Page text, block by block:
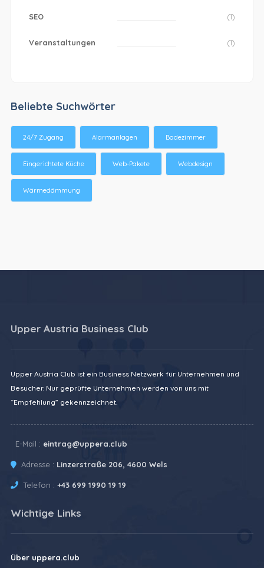
SEO (1)
Veranstaltungen (1)
Beliebte Suchwörter
24/7 Zugang Alarmanlagen Badezimmer
Eingerichtete Küche Web-Pakete Webdesign
Wärmedämmung
Upper Austria Business Club
Upper Austria Club ist ein Business Netzwerk für Unternehmen und
Besucher. Nur geprüfte Unternehmen werden von uns mit
“Empfehlung” gekennzeichnet.
E-Mail : eintrag@uppera.club
Adresse : Linzerstraße 206, 4600 Wels
Telefon : +43 699 1990 19 19
Wichtige Links
Über uppera.club